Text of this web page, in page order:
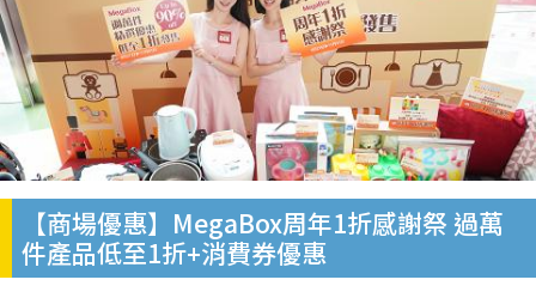
【商場優惠】MegaBox周年1折感謝祭 過萬
件產品低至1折+消費券優惠